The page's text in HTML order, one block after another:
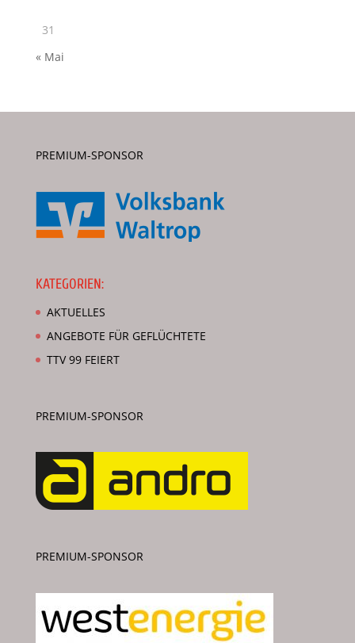
31
« Mai
PREMIUM-SPONSOR
KATEGORIEN:
AKTUELLES
ANGEBOTE FÜR GEFLÜCHTETE
TTV 99 FEIERT
PREMIUM-SPONSOR
PREMIUM-SPONSOR